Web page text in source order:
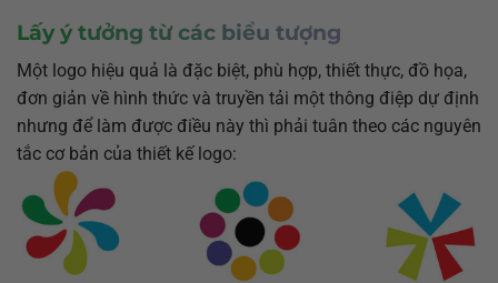
Lấy ý tưởng từ các biểu tượng
Một logo hiệu quả là đặc biệt, phù hợp, thiết thực, đồ họa,
đơn giản về hình thức và truyền tải một thông điệp dự định
nhưng để làm được điều này thì phải tuân theo các nguyên
tắc cơ bản của thiết kế logo: